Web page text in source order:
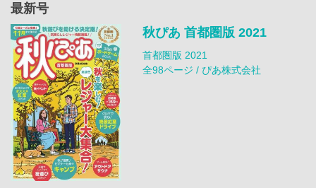
最新号
秋ぴあ 首都圏版 2021
首都圏版 2021
全98ページ / ぴあ株式会社